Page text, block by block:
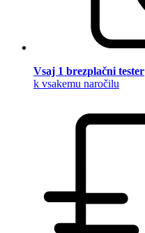
Vsaj 1 brezplačni tester
k vsakemu naročilu